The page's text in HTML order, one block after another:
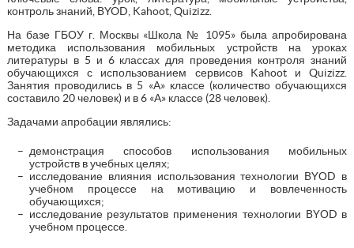
контроль знаний, BYOD, Kahoot, Quizizz.
На базе ГБОУ г. Москвы «Школа № 1095» была апробирована
методика использования мобильных устройств на уроках
литературы в 5 и 6 классах для проведения контроля знаний
обучающихся с использованием сервисов Kahoot и Quizizz.
Занятия проводились в 5 «А» классе (количество обучающихся
составило 20 человек) и в 6 «А» классе (28 человек).
Задачами апробации являлись:
демонстрация способов использования мобильных
устройств в учебных целях;
исследование влияния использования технологии BYОD в
учебном процессе на мотивацию и вовлеченность
обучающихся;
исследование результатов применения технологии BYОD в
учебном процессе.